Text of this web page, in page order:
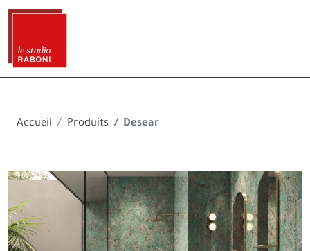
Accueil Produits Desear